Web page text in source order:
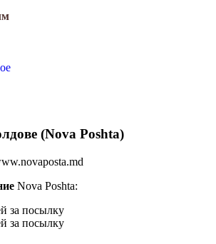
(Nova Poshta)
Nova Poshta:
за посылку
за посылку